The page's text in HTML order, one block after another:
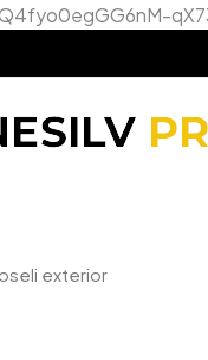
exterior